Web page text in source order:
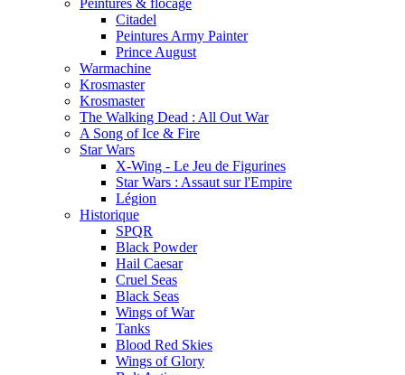
Peintures & flocage
Citadel
Peintures Army Painter
Prince August
Warmachine
Krosmaster
Krosmaster
The Walking Dead : All Out War
A Song of Ice & Fire
Star Wars
X-Wing - Le Jeu de Figurines
Star Wars : Assaut sur l'Empire
Légion
Historique
SPQR
Black Powder
Hail Caesar
Cruel Seas
Black Seas
Wings of War
Tanks
Blood Red Skies
Wings of Glory